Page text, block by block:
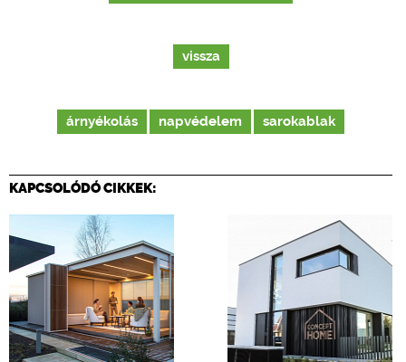
vissza
árnyékolás napvédelem sarokablak
KAPCSOLÓDÓ CIKKEK: